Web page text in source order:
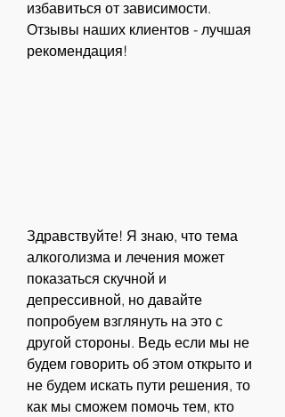
избавиться от зависимости.
Отзывы наших клиентов - лучшая
рекомендация!
Здравствуйте! Я знаю, что тема
алкоголизма и лечения может
показаться скучной и
депрессивной, но давайте
попробуем взглянуть на это с
другой стороны. Ведь если мы не
будем говорить об этом открыто и
не будем искать пути решения, то
как мы сможем помочь тем, кто